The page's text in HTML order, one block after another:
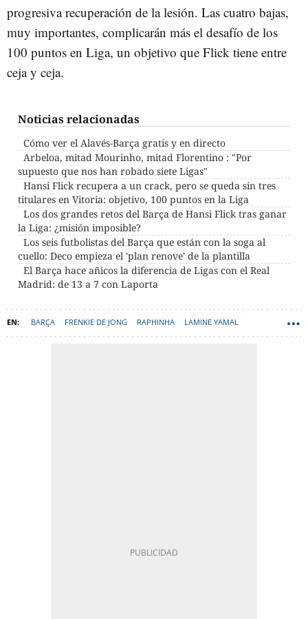
progresiva recuperación de la lesión. Las cuatro bajas,
muy importantes, complicarán más el desafío de los
100 puntos en Liga, un objetivo que Flick tiene entre
ceja y ceja.
Noticias relacionadas
Cómo ver el Alavés-Barça gratis y en directo
Arbeloa, mitad Mourinho, mitad Florentino : "Por
supuesto que nos han robado siete Ligas"
Hansi Flick recupera a un crack, pero se queda sin tres
titulares en Vitoria: objetivo, 100 puntos en la Liga
Los dos grandes retos del Barça de Hansi Flick tras ganar
la Liga: ¿misión imposible?
Los seis futbolistas del Barça que están con la soga al
cuello: Deco empieza el 'plan renove' de la plantilla
El Barça hace añicos la diferencia de Ligas con el Real
Madrid: de 13 a 7 con Laporta
BARÇA FRENKIE DE JONG RAPHINHA LAMINE YAMAL